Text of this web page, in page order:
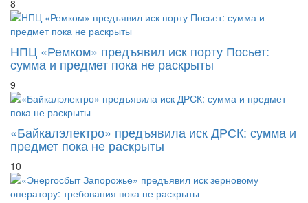
8
НПЦ «Ремком» предъявил иск порту Посьет:
сумма и предмет пока не раскрыты
9
«Байкалэлектро» предъявила иск ДРСК: сумма и
предмет пока не раскрыты
10